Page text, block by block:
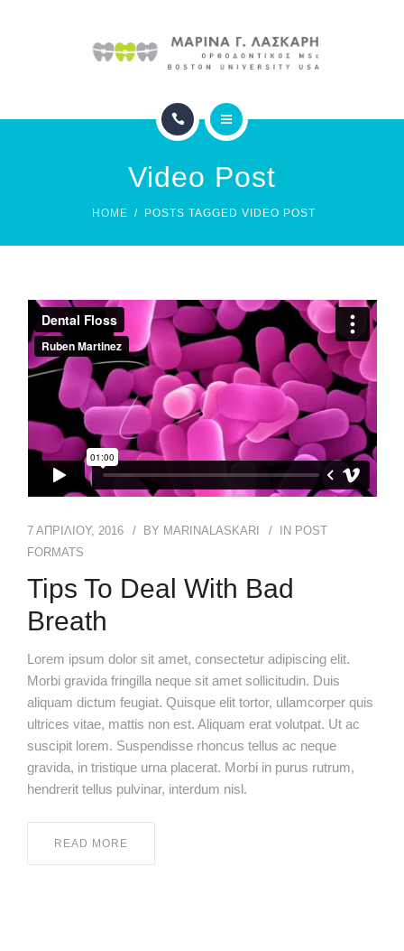
ΦΩΤΟΓΡΑΦΙΕΣ
ΣΥΧΝΕΣ ΕΡΩΤΗΣΕΙΣ
ΕΠΙΚΟΙΝΩΝΙΑ
Video Post
HOME POSTS TAGGED VIDEO POST
7 ΑΠΡΙΛΊΟΥ, 2016 BY MARINALASKARI IN POST
FORMATS
Tips To Deal With Bad
Breath
Lorem ipsum dolor sit amet, consectetur adipiscing elit.
Morbi gravida fringilla neque sit amet sollicitudin. Duis
aliquam dictum feugiat. Quisque elit tortor, ullamcorper quis
ultrices vitae, mattis non est. Aliquam erat volutpat. Ut ac
suscipit lorem. Suspendisse rhoncus tellus ac neque
gravida, in tristique urna placerat. Morbi in purus rutrum,
hendrerit tellus pulvinar, interdum nisl.
READ MORE